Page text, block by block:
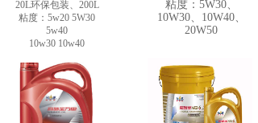
20L环保包装、200L
粘度：5w20 5W30
5w40
10w30 10w40
粘度：5W30、
10W30、10W40、
20W50